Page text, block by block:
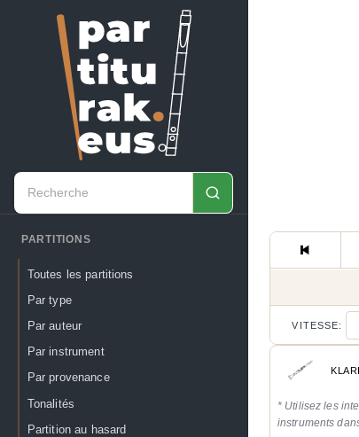
PARTITIONS
Toutes les partitions
Par type
Par auteur
Par instrument
Par provenance
Tonalités
Partition au hasard
VITESSE:
* Utilisez les
instruments